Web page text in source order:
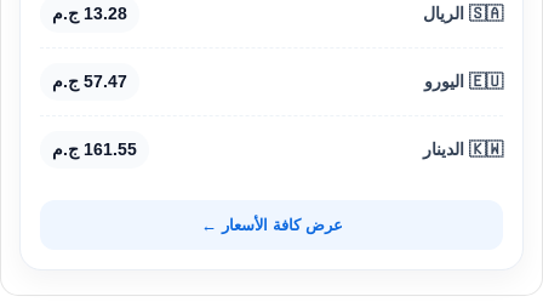
🇸🇦 الريال 13.28 ج.م
🇪🇺 اليورو 57.47 ج.م
🇰🇼 الدينار 161.55 ج.م
عرض كافة الأسعار ←